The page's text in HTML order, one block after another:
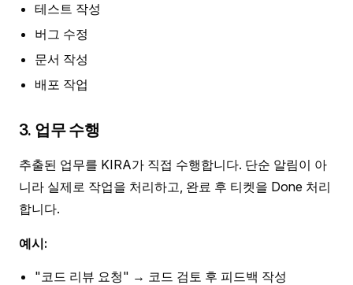
테스트 작성
버그 수정
문서 작성
배포 작업
3. 업무 수행
추출된 업무를 KIRA가 직접 수행합니다. 단순 알림이 아
니라 실제로 작업을 처리하고, 완료 후 티켓을 Done 처리
합니다.
예시:
"코드 리뷰 요청" → 코드 검토 후 피드백 작성